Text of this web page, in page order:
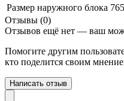
Размер наружного блока
Отзывы (0)
Отзывов ещё нет — ваш
Помогите другим
кто поделится своим
Написать отзыв